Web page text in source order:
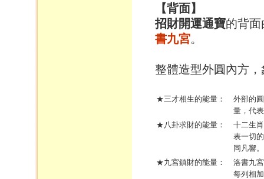
【背面】
招財開運通寶的背
書九宮。
整體造型外圓內方
★三才相生的能量：
外部的
量，代
★八卦求財的能量：
十二生
表一切
同凡響。
★九宮鎮財的能量：
洛書九
每列相